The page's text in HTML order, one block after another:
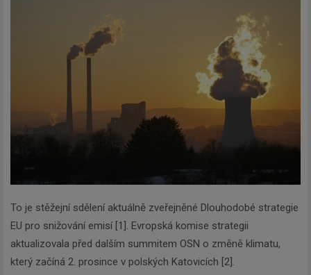
To je stěžejní sdělení aktuálně zveřejněné Dlouhodobé strategie
EU pro snižování emisí [1]. Evropská komise strategii
aktualizovala před dalším summitem OSN o změně klimatu,
který začíná 2. prosince v polských Katovicích [2].